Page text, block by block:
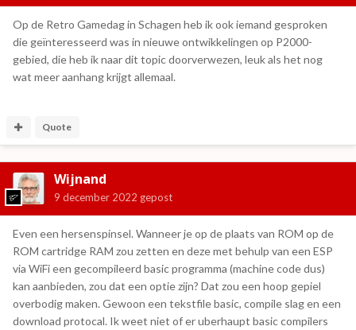
Op de Retro Gamedag in Schagen heb ik ook iemand gesproken
die geïnteresseerd was in nieuwe ontwikkelingen op P2000-
gebied, die heb ik naar dit topic doorverwezen, leuk als het nog
wat meer aanhang krijgt allemaal.
Quote
Wijnand
9 december 2022 gepost
Even een hersenspinsel. Wanneer je op de plaats van ROM op de
ROM cartridge RAM zou zetten en deze met behulp van een ESP
via WiFi een gecompileerd basic programma (machine code dus)
kan aanbieden, zou dat een optie zijn? Dat zou een hoop gepiel
overbodig maken. Gewoon een tekstfile basic, compile slag en een
download protocal. Ik weet niet of er uberhaupt basic compilers